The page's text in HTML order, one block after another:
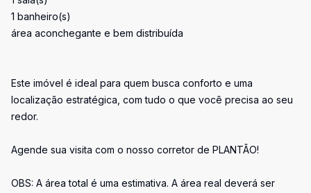
1 banheiro(s)
área aconchegante e bem distribuída
Este imóvel é ideal para quem busca conforto e uma
localização estratégica, com tudo o que você precisa ao seu
redor.
Agende sua visita com o nosso corretor de PLANTÃO!
OBS: A área total é uma estimativa. A área real deverá ser